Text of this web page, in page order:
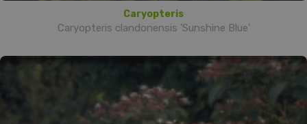
Caryopteris
Caryopteris clandonensis 'Sunshine Blue'